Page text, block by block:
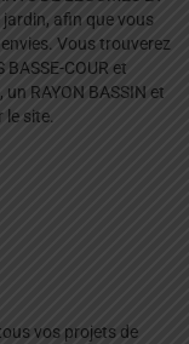
jardin, afin que vous
Vous trouverez
COUR et
RAYON BASSIN et
le site.
vos projets de